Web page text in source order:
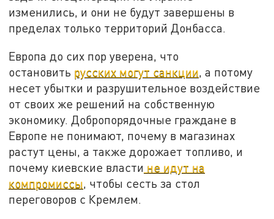
изменились, и они не будут завершены в
пределах только территорий Донбасса.
Европа до сих пор уверена, что
остановить русских могут санкции, а потому
несет убытки и разрушительное воздействие
от своих же решений на собственную
экономику. Добропорядочные граждане в
Европе не понимают, почему в магазинах
растут цены, а также дорожает топливо, и
почему киевские власти не идут на
компромиссы, чтобы сесть за стол
переговоров с Кремлем.